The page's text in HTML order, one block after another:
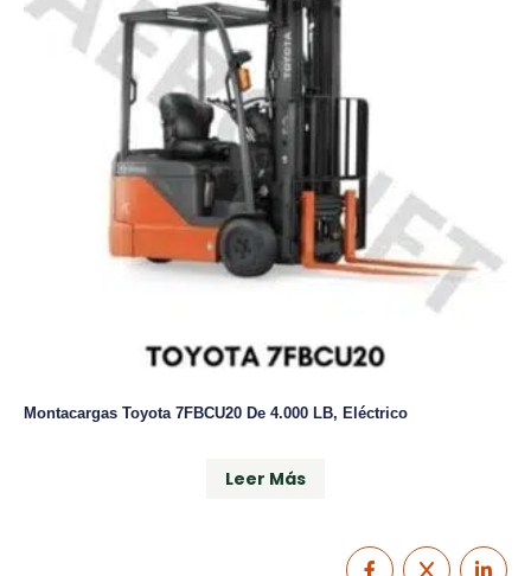
Montacargas Toyota 7FBCU20 De 4.000 LB, Eléctrico
Leer Más